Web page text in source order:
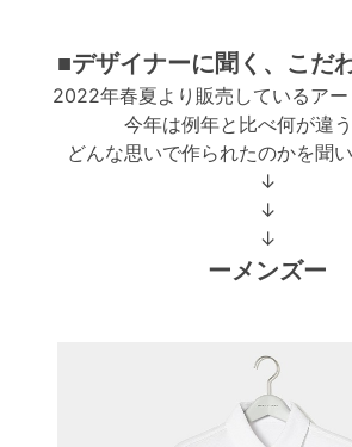
■デザイナーに聞く、こだ
2022年春夏より販売しているアー
今年は例年と比べ何が違う
どんな思いで作られたのかを聞い
↓
↓
↓
ーメンズー